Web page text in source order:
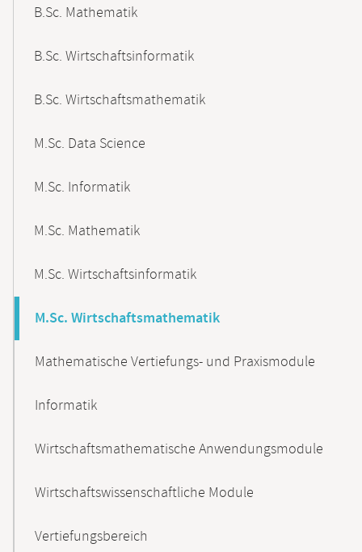
B.Sc. Mathematik
B.Sc. Wirtschaftsinformatik
B.Sc. Wirtschaftsmathematik
M.Sc. Data Science
M.Sc. Informatik
M.Sc. Mathematik
M.Sc. Wirtschaftsinformatik
M.Sc. Wirtschaftsmathematik
Mathematische Vertiefungs- und Praxismodule
Informatik
Wirtschaftsmathematische Anwendungsmodule
Wirtschaftswissenschaftliche Module
Vertiefungsbereich